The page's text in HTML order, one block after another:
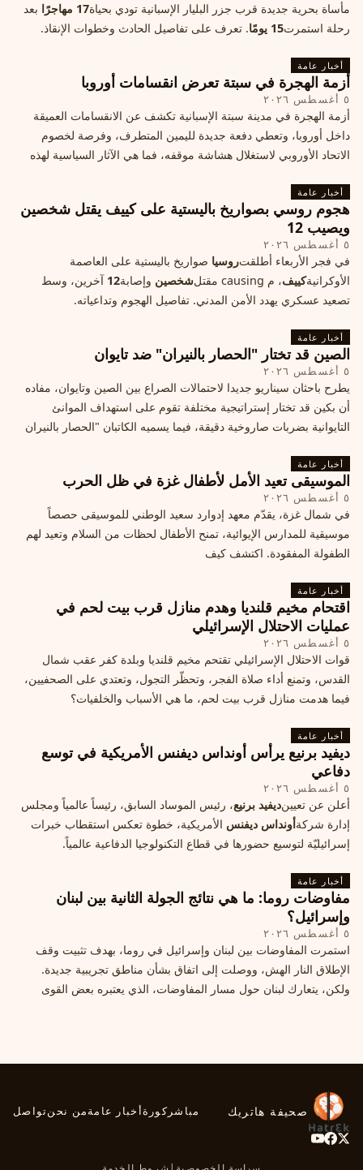
مأساة بحرية جديدة قرب جزر البليار الإسبانية تودي بحياة17 مهاجرًا
بعد
رحلة استمرت15 يومًا . تعرف على تفاصيل الحادث وخطوات الإنقاذ.
أخبار عامة
أزمة الهجرة في سبتة تعرض انقسامات أوروبا
٥ أغسطس ٢٠٢٦
أزمة الهجرة في مدينة سبتة الإسبانية تكشف عن الانقسامات العميقة
داخل أوروبا، وتعطي دفعة جديدة لليمين المتطرف، وفرصة لخصوم
الاتحاد الأوروبي لاستغلال هشاشة موقفه، فما هي الآثار السياسية لهذه
أخبار عامة
هجوم روسي بصواريخ باليستية على كييف يقتل شخصين
ويصيب 12
٥ أغسطس ٢٠٢٦
في فجر الأربعاء أطلقتروسيا صواريخ باليستية على العاصمة
الأوكرانيةكييف، م causing مقتل شخصين وإصابة12 آخرين، وسط
تصعيد عسكري يهدد الأمن المدني. تفاصيل الهجوم وتداعياته.
أخبار عامة
الصين قد تختار "الحصار بالنيران" ضد تايوان
٥ أغسطس ٢٠٢٦
يطرح باحثان سيناريو جديدا لاحتمالات الصراع بين الصين وتايوان، مفاده
أن بكين قد تختار إستراتيجية مختلفة تقوم على استهداف الموانئ
التايوانية بضربات صاروخية دقيقة، فيما يسميه الكاتبان "الحصار بالنيران
أخبار عامة
الموسيقى تعيد الأمل لأطفال غزة في ظل الحرب
٥ أغسطس ٢٠٢٦
في شمال غزة، يقدّم معهد إدوارد سعيد الوطني للموسيقى حصصاً
موسيقية للمدارس الإيوائية، تمنح الأطفال لحظات من السلام وتعيد لهم
الطفولة المفقودة. اكتشف كيف
أخبار عامة
اقتحام مخيم قلنديا وهدم منازل قرب بيت لحم في
عمليات الاحتلال الإسرائيلي
٥ أغسطس ٢٠٢٦
قوات الاحتلال الإسرائيلي تقتحم مخيم قلنديا وبلدة كفر عقب شمال
القدس، وتمنع أداء صلاة الفجر، وتحظّر التجول، وتعتدي على الصحفيين،
فيما هدمت منازل قرب بيت لحم، ما هي الأسباب والخلفيات؟
أخبار عامة
ديفيد برنيع يرأس أونداس ديفنس الأمريكية في توسع
دفاعي
٥ أغسطس ٢٠٢٦
أعلن عن تعيينديفيد برنيع، رئيس الموساد السابق، رئيساً عالمياً ومجلس
إدارة شركةأونداس ديفنس الأمريكية، خطوة تعكس استقطاب خبرات
إسرائيليّة لتوسيع حضورها في قطاع التكنولوجيا الدفاعية عالمياً.
أخبار عامة
مفاوضات روما: ما هي نتائج الجولة الثانية بين لبنان
وإسرائيل؟
٥ أغسطس ٢٠٢٦
استمرت المفاوضات بين لبنان وإسرائيل في روما، بهدف تثبيت وقف
الإطلاق النار الهش، ووصلت إلى اتفاق بشأن مناطق تجريبية جديدة.
ولكن، يتعارك لبنان حول مسار المفاوضات، الذي يعتبره بعض القوى
صحيفة هاتريك مباشر كورةأخبار عامةمن نحنتواصل